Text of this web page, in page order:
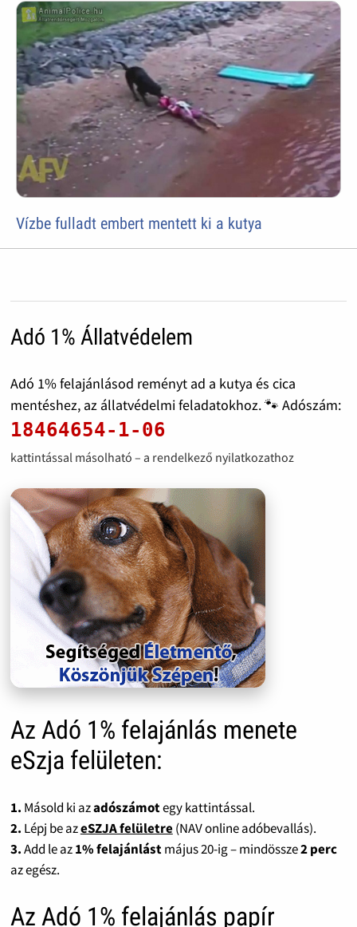
Vízbe fulladt embert mentett ki a kutya
Adó 1% Állatvédelem
Adó 1% felajánlásod reményt ad a kutya és cica
mentéshez, az állatvédelmi feladatokhoz. 🐾 Adószám:
18464654-1-06
kattintással másolható – a rendelkező nyilatkozathoz
Az Adó 1% felajánlás menete
eSzja felületen:
1. Másold ki azadószámotegy kattintással.
2. Lépj be azeSZJA felületre(NAV online adóbevallás).
3.Add le az1% felajánlástmájus 20-ig – mindössze2 perc
az egész.
Az Adó 1% felajánlás papír